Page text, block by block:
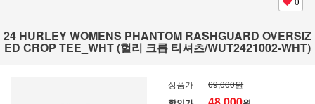
24 HURLEY WOMENS PHANTOM RASHGUARD OVERSIZ
ED CROP TEE_WHT (헐리 크롭 티셔츠/WUT2421002-WHT)
상품가 69,000원